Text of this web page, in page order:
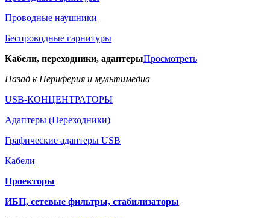
Проводные наушники
Беспроводные гарнитуры
Кабели, переходники, адаптерыПросмотреть
Назад к Периферия и мультимедиа
USB-КОНЦЕНТРАТОРЫ
Адаптеры (Переходники)
Графические адаптеры USB
Кабели
Проекторы
ИБП, сетевые фильтры, стабилизаторы